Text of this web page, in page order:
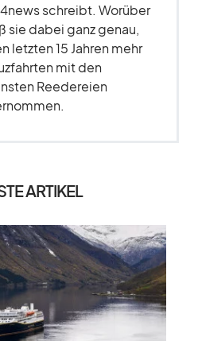
schreibt. Worüber
sie dabei ganz genau,
letzten 15 Jahren mehr
mit den
Reedereien
ARTIKEL